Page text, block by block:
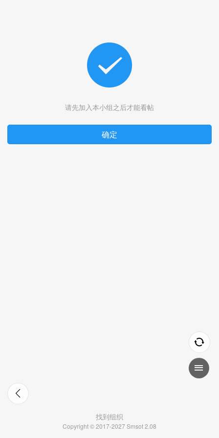
请先加入本小组之后才能看帖
确定
找到组织
Copyright © 2017-2027 Smsot 2.08